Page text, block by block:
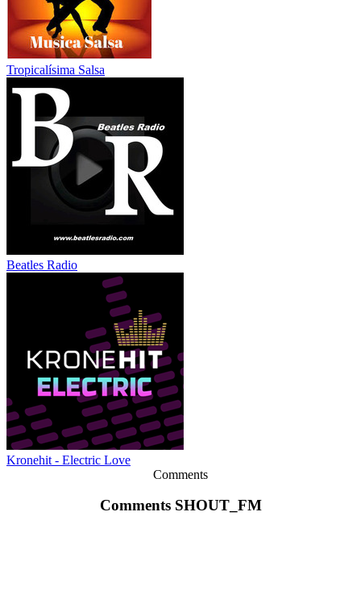
Tropicalísima Salsa
Beatles Radio
Kronehit - Electric Love
Comments
Comments SHOUT_FM